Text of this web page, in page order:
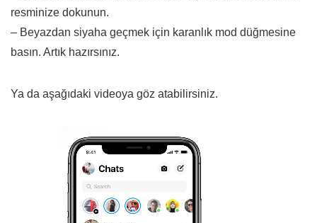
resminize dokunun.
– Beyazdan siyaha geçmek için karanlık mod düğmesine
basın. Artık hazırsınız.
Ya da aşağıdaki videoya göz atabilirsiniz.